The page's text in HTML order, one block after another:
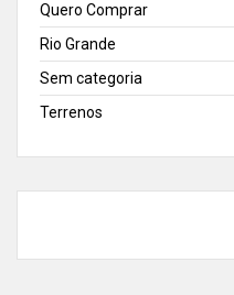
Quero Comprar
Rio Grande
Sem categoria
Terrenos